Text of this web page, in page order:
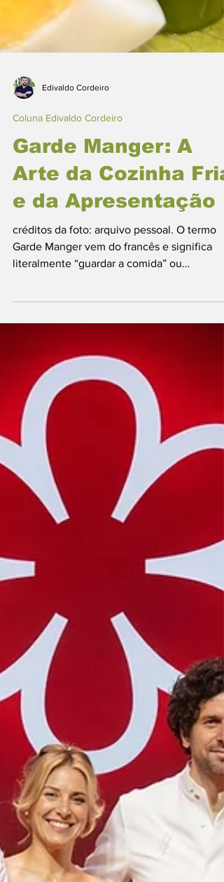
Coluna Edivaldo Cordeiro
Garde Manger: A
Arte da Cozinha Fria
e da Apresentação
“despensa”. Historicamente, era o espaço
alimentos antes da existência da
moderna. Atualmente, dentro da hierarquia
da cozinha profissional, o Garde Manger
tornou-se um dos setores mais importantes,
criativos e artísticos da gastronomia. Essa
área trabalha em ambiente de temperatura
controlada, garantindo a